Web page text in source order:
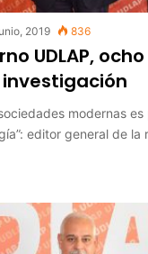
2019 836
UDLAP,
modernas
editor general de la